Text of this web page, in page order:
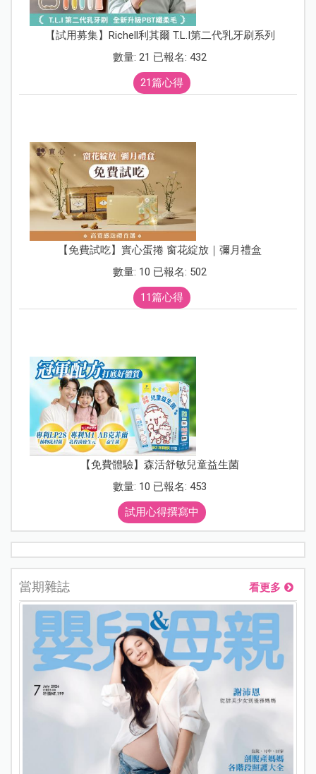
【試用募集】Richell利其爾 T.L.I第二代乳牙刷系列
數量: 21 已報名: 432
21篇心得
【免費試吃】實心蛋捲 窗花綻放｜彌月禮盒
數量: 10 已報名: 502
11篇心得
【免費體驗】森活舒敏兒童益生菌
數量: 10 已報名: 453
試用心得撰寫中
當期雜誌 看更多